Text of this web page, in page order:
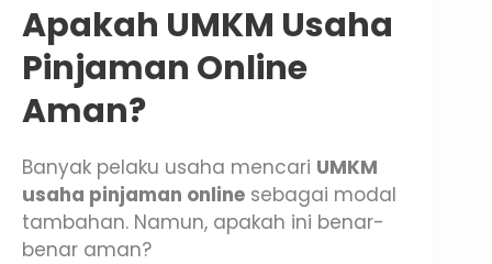
Apakah UMKM Usaha
Pinjaman Online
Aman?
Banyak pelaku usaha mencari UMKM
usaha pinjaman online sebagai modal
tambahan. Namun, apakah ini benar-
benar aman?